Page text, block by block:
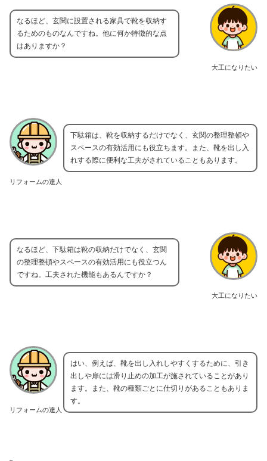
大工になりたい
なるほど、玄関に設置される家具で靴を収納す
るためのものなんですね。他に何か特徴的な点
はありますか？
リフォームの達人
下駄箱は、靴を収納するだけでなく、玄関の整理整頓や
スペースの有効活用にも役立ちます。また、靴を出し入
れする際に便利な工夫がされていることもあります。
大工になりたい
なるほど、下駄箱は靴の収納だけでなく、玄関
の整理整頓やスペースの有効活用にも役立つん
ですね。工夫された機能もあるんですか？
リフォームの達人
はい、例えば、靴を出し入れしやすくするために、引き
出しや扉には滑り止めの加工が施されていることがあり
ます。また、靴の種類ごとに仕切りがあることもありま
す。